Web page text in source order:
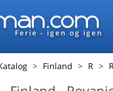
Ferie - igen og igen
Finland R